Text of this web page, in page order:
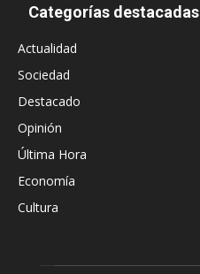
Categorías destacadas
Actualidad
Sociedad
Destacado
Opinión
Última Hora
Economía
Cultura